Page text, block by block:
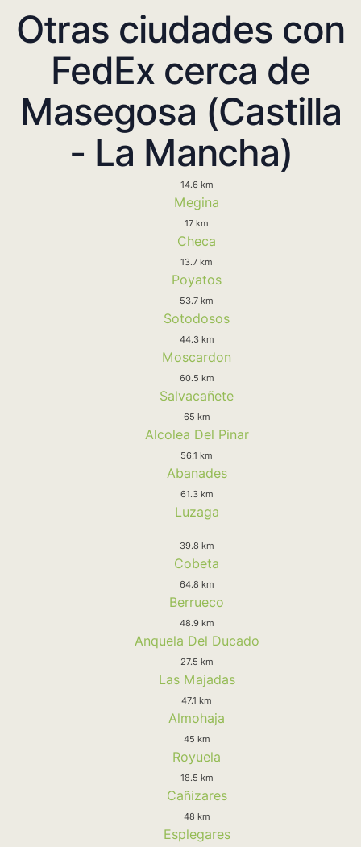
Otras ciudades con
FedEx cerca de
Masegosa (Castilla
- La Mancha)
14.6 km
Megina
17 km
Checa
13.7 km
Poyatos
53.7 km
Sotodosos
44.3 km
Moscardon
60.5 km
Salvacañete
65 km
Alcolea Del Pinar
56.1 km
Abanades
61.3 km
Luzaga
39.8 km
Cobeta
64.8 km
Berrueco
48.9 km
Anquela Del Ducado
27.5 km
Las Majadas
47.1 km
Almohaja
45 km
Royuela
18.5 km
Cañizares
48 km
Esplegares